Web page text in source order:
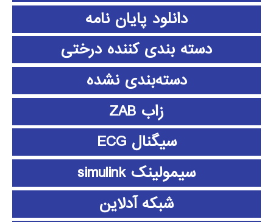
دانلود پايان نامه
دسته بندی کننده درختی
دسته‌بندی نشده
زاب ZAB
سیگنال ECG
سیمولینک simulink
شبکه آدلاین